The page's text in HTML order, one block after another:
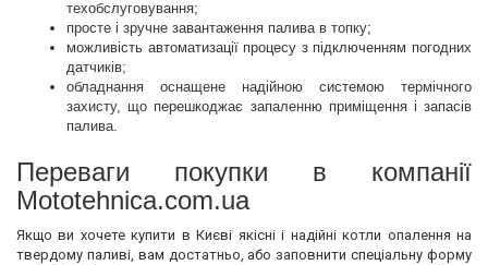
техобслуговування;
просте і зручне завантаження палива в топку;
можливість автоматизації процесу з підключенням погодних
датчиків;
обладнання оснащене надійною системою термічного
захисту, що перешкоджає запаленню приміщення і запасів
палива.
Переваги покупки в компанії
Mototehnica.com.ua
Якщо ви хочете купити в Києві якісні і надійні котли опалення на
твердому паливі, вам достатньо, або заповнити спеціальну форму